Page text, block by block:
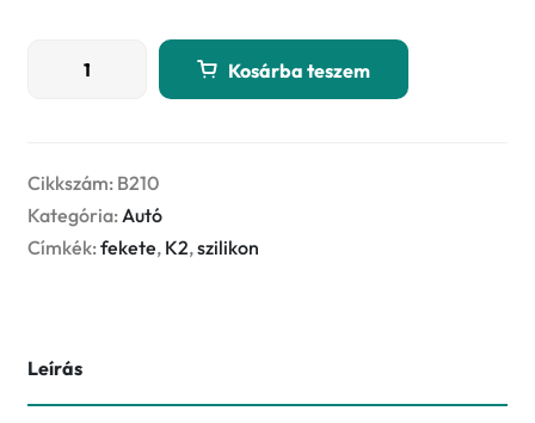
szilikon
mennyiség
Kosárba teszem
Cikkszám: B210
Kategória:Autó
Címkék:fekete, K2,szilikon
Leírás